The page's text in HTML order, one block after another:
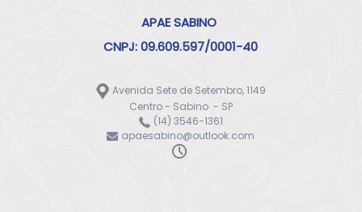
APAE SABINO
CNPJ: 09.609.597/0001-40
Avenida Sete de Setembro, 1149
Centro - Sabino - SP
(14) 3546-1361
apaesabino@outlook.com